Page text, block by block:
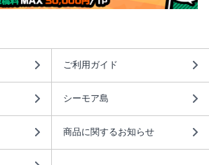
ご利用ガイド
シーモア島
商品に関するお知らせ